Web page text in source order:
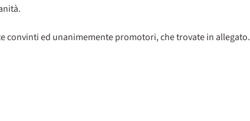
convinti ed unanimemente promotori, che trovate in allegato.